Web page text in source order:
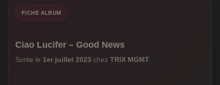
FICHE ALBUM
Ciao Lucifer – Good News
Sortie le 1er juillet 2023 chez TRIX MGMT